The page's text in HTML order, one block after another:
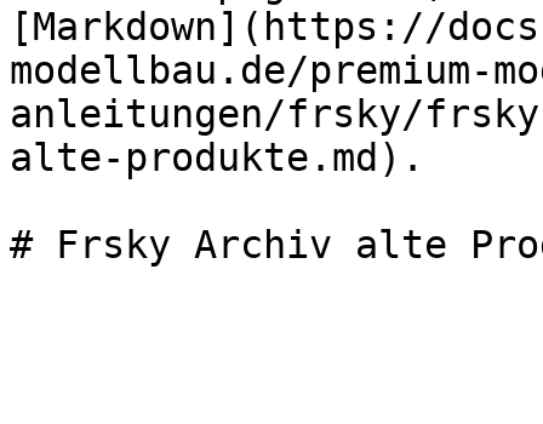
[Markdown](https://
modellbau.de/premium-
anleitungen/frsky/
alte-produkte.md).